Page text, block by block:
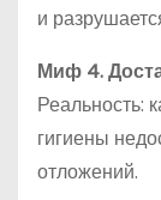
и
Миф 4.
Реальность:
гигиены
отложений.